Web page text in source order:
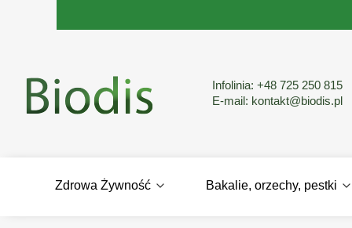
Infolinia: +48 725 250 815
E-mail: kontakt@biodis.pl
Zdrowa Żywność Bakalie, orzechy, pestki